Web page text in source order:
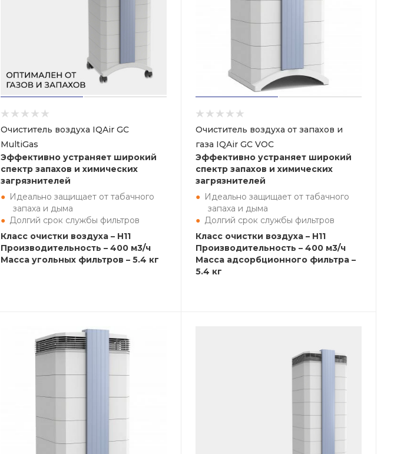
Очиститель воздуха IQAir GC
MultiGas
Эффективно устраняет широкий
спектр запахов и химических
загрязнителей
Идеально защищает от табачного
запаха и дыма
Долгий срок службы фильтров
Класс очистки воздуха – H11
Производительность – 400 м3/ч
Масса угольных фильтров – 5.4 кг
Очиститель воздуха от запахов и
газа IQAir GC VOC
Эффективно устраняет широкий
спектр запахов и химических
загрязнителей
Идеально защищает от табачного
запаха и дыма
Долгий срок службы фильтров
Класс очистки воздуха – H11
Производительность – 400 м3/ч
Масса адсорбционного фильтра –
5.4 кг